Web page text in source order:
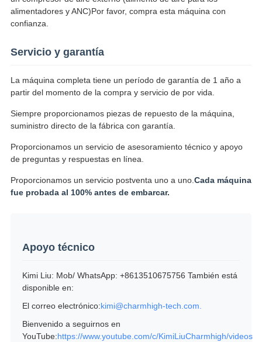
alimentadores y ANC)Por favor, compra esta máquina con
confianza.
Servicio y garantía
La máquina completa tiene un período de garantía de 1 año a
partir del momento de la compra y servicio de por vida.
Siempre proporcionamos piezas de repuesto de la máquina,
suministro directo de la fábrica con garantía.
Proporcionamos un servicio de asesoramiento técnico y apoyo
de preguntas y respuestas en línea.
Proporcionamos un servicio postventa uno a uno. Cada máquina
fue probada al 100% antes de embarcar.
Apoyo técnico
Kimi Liu: Mob/ WhatsApp: +8613510675756 También está
disponible en:
El correo electrónico:kimi@charmhigh-tech.com.
Bienvenido a seguirnos en
YouTube:https://www.youtube.com/c/KimiLiuCharmhigh/videos